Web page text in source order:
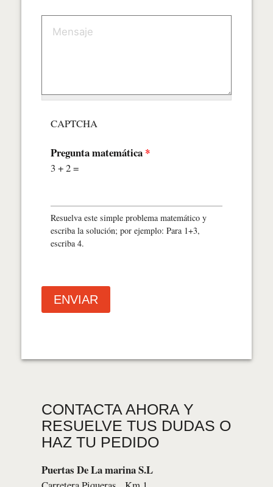
CAPTCHA
Pregunta matemática *
3 + 2 =
Resuelva este simple problema matemático y
escriba la solución; por ejemplo: Para 1+3,
escriba 4.
CONTACTA AHORA Y
RESUELVE TUS DUDAS O
HAZ TU PEDIDO
Puertas De La marina S.L